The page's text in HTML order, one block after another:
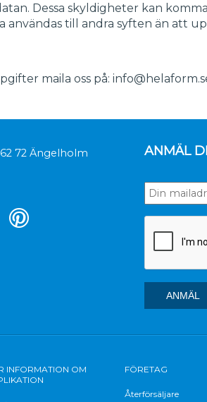
Dessa skyldigheter kan
till andra syften än att
maila oss på:
72 Ängelholm
ANMÄL
INFORMATION OM
FÖRETAG
Återförsäljare